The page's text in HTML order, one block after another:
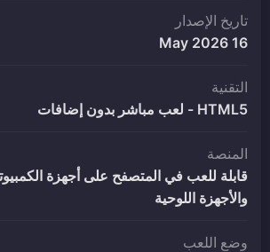
تاريخ الإصدار
16 May 2026
التقنية
HTML5 - لعب مباشر بدون إضافات
المنصة
قابلة للعب في المتصفح على أجهزة
والأجهزة اللوحية
وضع اللعب